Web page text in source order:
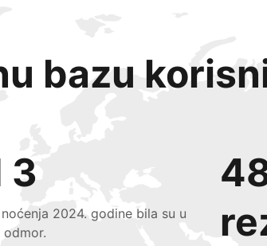
bazu
3
2024. godine bila su u
odmor.